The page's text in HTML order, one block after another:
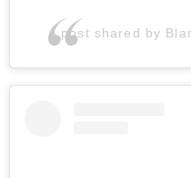
A post shared by